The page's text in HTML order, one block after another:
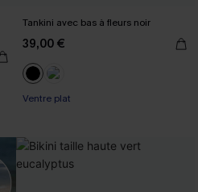
Tankini avec bas à fleurs noir
39,00 €
Ventre plat